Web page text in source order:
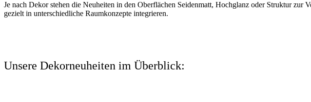
Je nach Dekor stehen die Neuheiten in den Oberflächen Seidenmatt, Hochglanz oder Struktur
gezielt in unterschiedliche Raumkonzepte integrieren.
Unsere Dekorneuheiten im Überblick: